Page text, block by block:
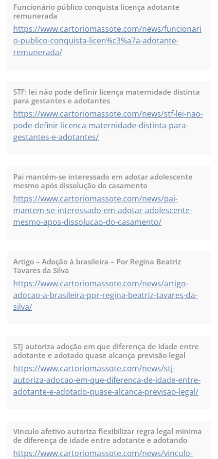
Funcionário público conquista licença adotante
remunerada
https://www.cartoriomassote.com/news/funcionari
o-publico-conquista-licen%c3%a7a-adotante-
remunerada/
STF: lei não pode definir licença maternidade distinta
para gestantes e adotantes
https://www.cartoriomassote.com/news/stf-lei-nao-
pode-definir-licenca-maternidade-distinta-para-
gestantes-e-adotantes/
Pai mantém-se interessado em adotar adolescente
mesmo após dissolução do casamento
https://www.cartoriomassote.com/news/pai-
mantem-se-interessado-em-adotar-adolescente-
mesmo-apos-dissolucao-do-casamento/
Artigo – Adoção à brasileira – Por Regina Beatriz
Tavares da Silva
https://www.cartoriomassote.com/news/artigo-
adocao-a-brasileira-por-regina-beatriz-tavares-da-
silva/
STJ autoriza adoção em que diferença de idade entre
adotante e adotado quase alcança previsão legal
https://www.cartoriomassote.com/news/stj-
autoriza-adocao-em-que-diferenca-de-idade-entre-
adotante-e-adotado-quase-alcanca-previsao-legal/
Vínculo afetivo autoriza flexibilizar regra legal mínima
de diferença de idade entre adotante e adotando
https://www.cartoriomassote.com/news/vinculo-